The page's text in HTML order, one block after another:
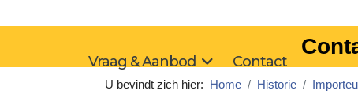
Vraag & Aanbod Contact
U bevindt zich hier: Home Historie